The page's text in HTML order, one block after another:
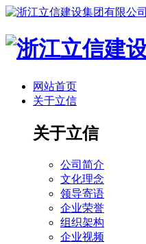
网站首页
关于立信
关于立信
公司简介
文化理念
领导寄语
企业荣誉
组织架构
企业视频